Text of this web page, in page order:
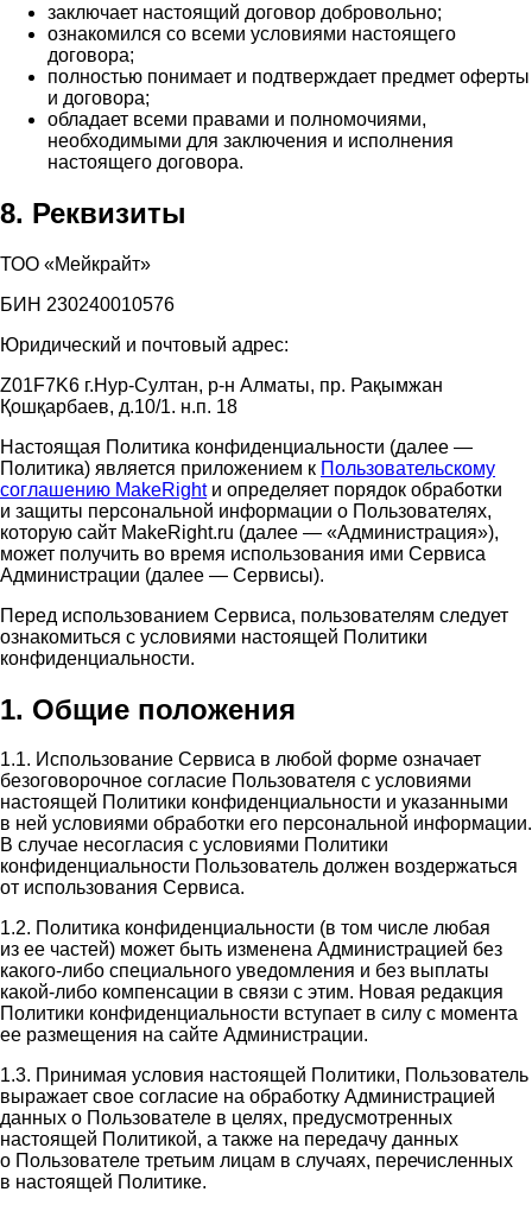
заключает настоящий договор добровольно;
ознакомился со всеми условиями настоящего
договора;
полностью понимает и подтверждает предмет оферты
и договора;
обладает всеми правами и полномочиями,
необходимыми для заключения и исполнения
настоящего договора.
8. Реквизиты
ТОО «Мейкрайт»
БИН 230240010576
Юридический и почтовый адрес:
Z01F7K6 г.Нур-Султан, р-н Алматы, пр. Рақымжан
Қошқарбаев, д.10/1. н.п. 18
Настоящая Политика конфиденциальности (далее —
Политика) является приложением к Пользовательскому
соглашению MakeRightи определяет порядок обработки
и защиты персональной информации о Пользователях,
которую сайт MakeRight.ru (далее — «Администрация»),
может получить во время использования ими Cервиса
Администрации (далее — Сервисы).
Перед использованием Сервиса, пользователям следует
ознакомиться с условиями настоящей Политики
конфиденциальности.
1. Общие положения
1.1. Использование Сервиса в любой форме означает
безоговорочное согласие Пользователя с условиями
настоящей Политики конфиденциальности и указанными
в ней условиями обработки его персональной информации.
В случае несогласия с условиями Политики
конфиденциальности Пользователь должен воздержаться
от использования Сервиса.
1.2. Политика конфиденциальности (в том числе любая
из ее частей) может быть изменена Администрацией без
какого-либо специального уведомления и без выплаты
какой-либо компенсации в связи с этим. Новая редакция
Политики конфиденциальности вступает в силу с момента
ее размещения на сайте Администрации.
1.3. Принимая условия настоящей Политики, Пользователь
выражает свое согласие на обработку Администрацией
данных о Пользователе в целях, предусмотренных
настоящей Политикой, а также на передачу данных
о Пользователе третьим лицам в случаях, перечисленных
в настоящей Политике.